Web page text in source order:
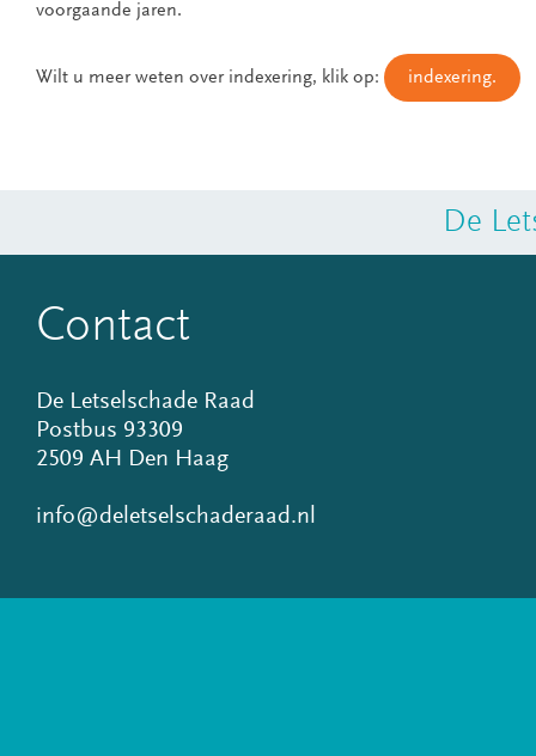
voorgaande jaren.
Wilt u meer weten over indexering, klik op: indexering.
De
Contact
De Letselschade Raad
Postbus 93309
2509 AH Den Haag
info@deletselschaderaad.nl